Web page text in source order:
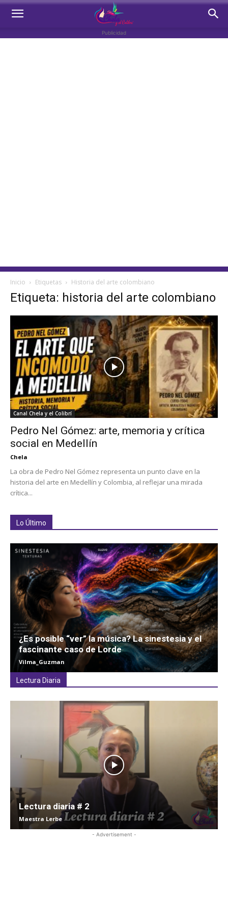
Publicidad
Inicio Etiquetas Historia del arte colombiano
Etiqueta: historia del arte colombiano
Canal Chela y el Colibrí
Pedro Nel Gómez: arte, memoria y crítica
social en Medellín
Chela
La obra de Pedro Nel Gómez representa un punto clave en la
historia del arte en Medellín y Colombia, al reflejar una mirada
crítica...
Lo Último
¿Es posible “ver” la música? La sinestesia y el
fascinante caso de Lorde
Vilma_Guzman
Lectura Diaria
Lectura diaria # 2
Maestra Lerbe
- Advertisement -